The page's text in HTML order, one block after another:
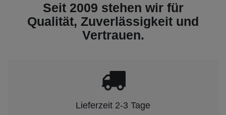
Seit 2009 stehen wir für
Qualität, Zuverlässigkeit und
Vertrauen.
Lieferzeit 2-3 Tage